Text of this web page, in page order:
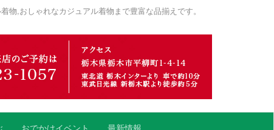
,おしゃれなカジュアル着物まで豊富な品揃えです。
おでかけイベント 最新情報